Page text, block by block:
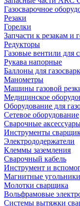
Газосварочное
Резаки
Горелки
Запчасти к резакам и
Редукторы
Газовые вентили для
Рукава напорные
Баллоны для
Манометры
Машины газовой
Медицинское
Оборудование для
Сетевое оборудование
Сварочные
Инструменты
Электрододержатели
Клеммы заземления
Сварочный кабель
Инструмент и
Магнитные угольники
Молотки сварщика
Вольфрамовые
Системы вытяжки